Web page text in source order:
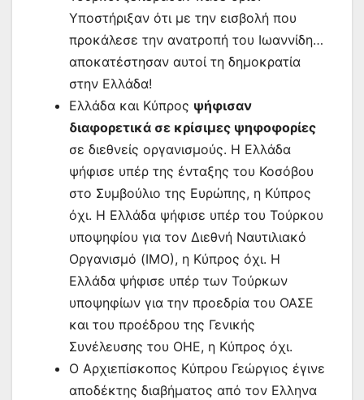
Υποστήριξαν ότι με την εισβολή που
προκάλεσε την ανατροπή του Ιωαννίδη…
αποκατέστησαν αυτοί τη δημοκρατία
στην Ελλάδα!
Ελλάδα και Κύπρος ψήφισαν
διαφορετικά σε κρίσιμες ψηφοφορίες
σε διεθνείς οργανισμούς. Η Ελλάδα
ψήφισε υπέρ της ένταξης του Κοσόβου
στο Συμβούλιο της Ευρώπης, η Κύπρος
όχι. Η Ελλάδα ψήφισε υπέρ του Τούρκου
υποψηφίου για τον Διεθνή Ναυτιλιακό
Οργανισμό (ΙΜΟ), η Κύπρος όχι. Η
Ελλάδα ψήφισε υπέρ των Τούρκων
υποψηφίων για την προεδρία του ΟΑΣΕ
και του προέδρου της Γενικής
Συνέλευσης του ΟΗΕ, η Κύπρος όχι.
Ο Αρχιεπίσκοπος Κύπρου Γεώργιος έγινε
αποδέκτης διαβήματος από τον Ελληνα